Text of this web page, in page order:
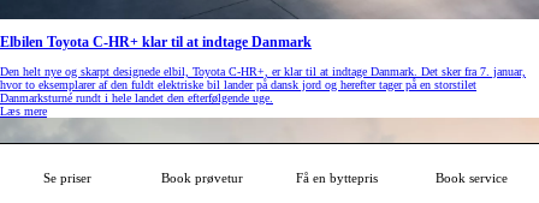
Se priser Book prøvetur Få en byttepris Book service
Elbilen Toyota C-HR+ klar til at indtage Danmark
Den helt nye og skarpt designede elbil, Toyota C-HR+, er klar til at indtage Danmark. Det sker fra 7. januar,
hvor to eksemplarer af den fuldt elektriske bil lander på dansk jord og herefter tager på en storstilet
Danmarksturné rundt i hele landet den efterfølgende uge.
Læs mere